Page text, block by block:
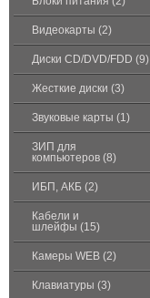
Видеокарты (2)
Диски CD/DVD/FDD (9)
Жесткие диски (3)
Звуковые карты (1)
ЗИП для
компьютеров (8)
ИБП, АКБ (2)
Кабели и
шлейфы (15)
Камеры WEB (2)
Клавиатуры (3)